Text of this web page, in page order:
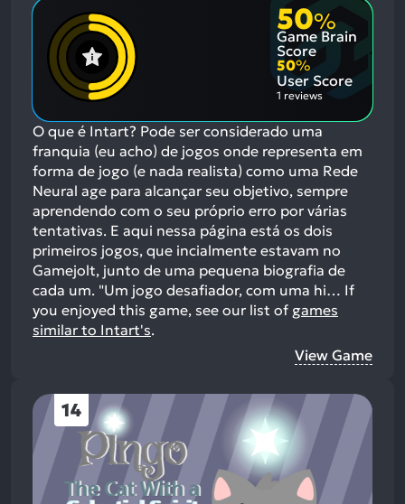
50%
Game Brain
Score
50%
User Score
1 reviews
O que é Intart? Pode ser considerado uma
franquia (eu acho) de jogos onde representa em
forma de jogo (e nada realista) como uma Rede
Neural age para alcançar seu objetivo, sempre
aprendendo com o seu próprio erro por várias
tentativas. E aqui nessa página está os dois
primeiros jogos, que incialmente estavam no
Gamejolt, junto de uma pequena biografia de
cada um. "Um jogo desafiador, com uma hi… If
you enjoyed this game, see our list of games
similar to Intart's.
View Game
14